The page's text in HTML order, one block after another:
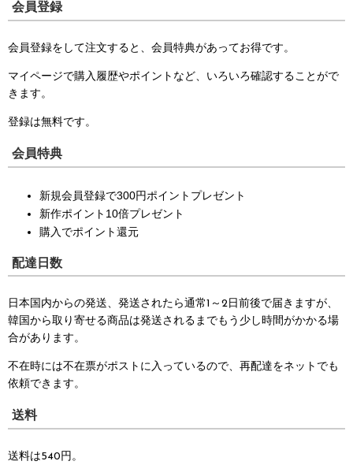
会員登録
会員登録をして注文すると、会員特典があってお得です。
マイページで購入履歴やポイントなど、いろいろ確認することがで
きます。
登録は無料です。
会員特典
新規会員登録で300円ポイントプレゼント
新作ポイント10倍プレゼント
購入でポイント還元
配達日数
日本国内からの発送、発送されたら通常1～2日前後で届きますが、
韓国から取り寄せる商品は発送されるまでもう少し時間がかかる場
合があります。
不在時には不在票がポストに入っているので、再配達をネットでも
依頼できます。
送料
送料は540円。